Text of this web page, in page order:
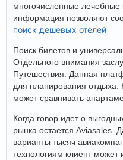
многочисленные лечебные
информация позволяют
поиск дешевых отелей
Поиск билетов и
Отдельного внимания
Путешествия. Данная
для планирования
может сравнивать
Когда говор идет о
рынка остается Aviasales.
варианты тысяч
технологиям клиент